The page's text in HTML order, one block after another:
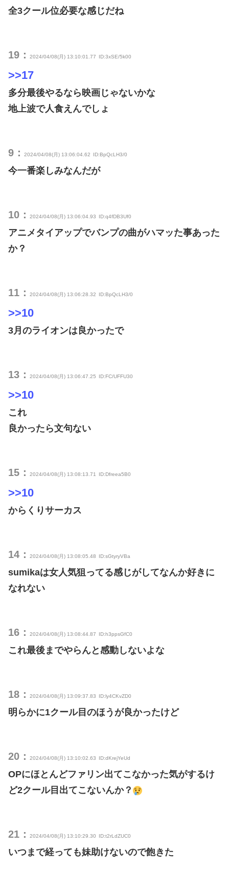
全3クール位必要な感じだね
19： 2024/04/08(月) 13:10:01.77 ID:3xSE/5k00
>>17
多分最後やるなら映画じゃないかな
地上波で人食えんでしょ
9： 2024/04/08(月) 13:06:04.62 ID:BpQcLH3/0
今一番楽しみなんだが
10： 2024/04/08(月) 13:06:04.93 ID:q4fDB3Uf0
アニメタイアップでバンプの曲がハマッた事あった
か？
11： 2024/04/08(月) 13:06:28.32 ID:BpQcLH3/0
>>10
3月のライオンは良かったで
13： 2024/04/08(月) 13:06:47.25 ID:FC/UFFU30
>>10
これ
良かったら文句ない
15： 2024/04/08(月) 13:08:13.71 ID:Dfreea5B0
>>10
からくりサーカス
14： 2024/04/08(月) 13:08:05.48 ID:sGtyryVBa
sumikaは女人気狙ってる感じがしてなんか好きに
なれない
16： 2024/04/08(月) 13:08:44.87 ID:h3ppsGfC0
これ最後までやらんと感動しないよな
18： 2024/04/08(月) 13:09:37.83 ID:ly4CKvZD0
明らかに1クール目のほうが良かったけど
20： 2024/04/08(月) 13:10:02.63 ID:dKrejYeUd
OPにほとんどファリン出てこなかった気がするけ
ど2クール目出てこないんか？
21： 2024/04/08(月) 13:10:29.30 ID:t2rLdZUC0
いつまで経っても妹助けないので飽きた